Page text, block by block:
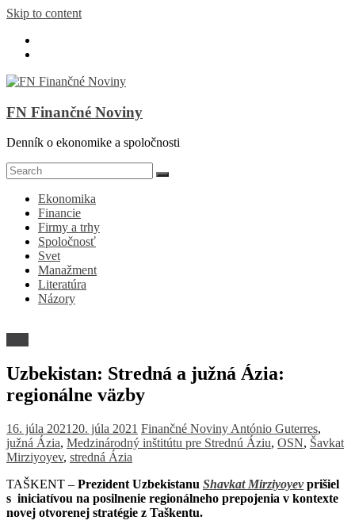
Skip to content
FN Finančné Noviny
Denník o ekonomike a spoločnosti
Ekonomika
Financie
Firmy a trhy
Spoločnosť
Svet
Manažment
Literatúra
Názory
Uzbekistan: Stredná a južná Ázia:
regionálne väzby
16. júla 2021 20. júla 2021 Finančné Noviny António Guterres,
južná Ázia, Medzinárodný inštitútu pre Strednú Áziu, OSN, Šavkat
Mirziyoyev, stredná Ázia
TAŠKENT – Prezident Uzbekistanu Shavkat Mirziyoyev prišiel
s iniciatívou na posilnenie regionálneho prepojenia v kontexte
novej otvorenej stratégie z Taškentu.